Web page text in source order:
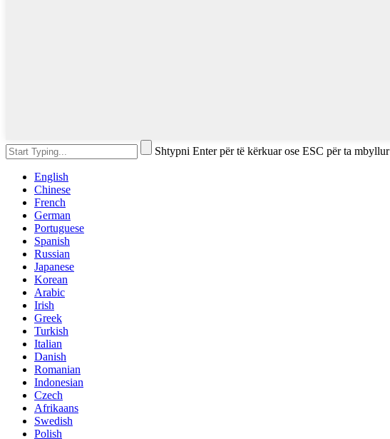
Shtypni Enter për të kërkuar ose ESC për ta mbyllur
English
Chinese
French
German
Portuguese
Spanish
Russian
Japanese
Korean
Arabic
Irish
Greek
Turkish
Italian
Danish
Romanian
Indonesian
Czech
Afrikaans
Swedish
Polish